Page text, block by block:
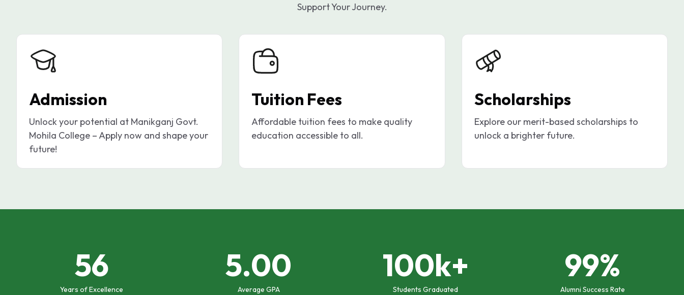
Support Your Journey.
Admission
Unlock your potential at Manikganj Govt.
Mohila College – Apply now and shape your
future!
Tuition Fees
Affordable tuition fees to make quality
education accessible to all.
Scholarships
Explore our merit-based scholarships to
unlock a brighter future.
56
Years of Excellence
5.00
Average GPA
100k+
Students Graduated
99%
Alumni Success Rate